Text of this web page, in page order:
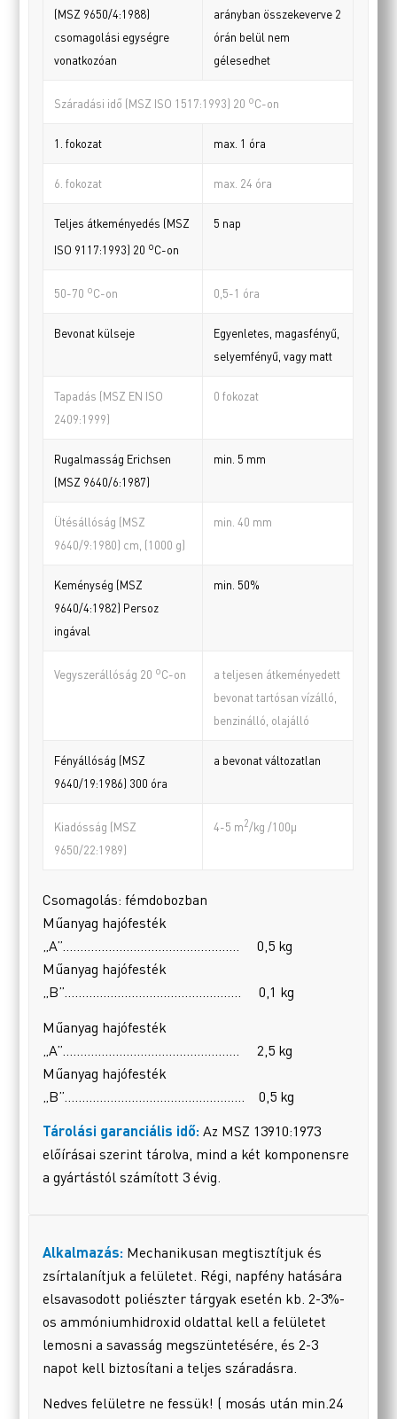
(MSZ 9650/4:1988)
csomagolási egységre
vonatkozóan
arányban összekeverve 2
órán belül nem
gélesedhet
Száradási idő (MSZ ISO 1517:1993) 20 oC-on
1. fokozat max. 1 óra
6. fokozat max. 24 óra
Teljes átkeményedés (MSZ
ISO 9117:1993) 20 oC-on
5 nap
50-70 oC-on 0,5-1 óra
Bevonat külseje
Egyenletes, magasfényű,
selyemfényű, vagy matt
Tapadás (MSZ EN ISO
2409:1999)
0 fokozat
Rugalmasság Erichsen
(MSZ 9640/6:1987)
min. 5 mm
Ütésállóság (MSZ
9640/9:1980) cm, (1000 g)
min. 40 mm
Keménység (MSZ
9640/4:1982) Persoz
ingával
min. 50%
Vegyszerállóság 20 oC-on
a teljesen átkeményedett
bevonat tartósan vízálló,
benzinálló, olajálló
Fényállóság (MSZ
9640/19:1986) 300 óra
a bevonat változatlan
Kiadósság (MSZ
9650/22:1989)
4-5 m2/kg /100µ
Csomagolás: fémdobozban
Műanyag hajófesték
„A”………………………………………….. 0,5 kg
Műanyag hajófesték
„B”………………………………………….. 0,1 kg
Műanyag hajófesték
„A”………………………………………….. 2,5 kg
Műanyag hajófesték
„B”…………………………………………… 0,5 kg
Tárolási garanciális idő:Az MSZ 13910:1973
előírásai szerint tárolva, mind a két komponensre
a gyártástól számított 3 évig.
Alkalmazás: Mechanikusan megtisztítjuk és
zsírtalanítjuk a felületet. Régi, napfény hatására
elsavasodott poliészter tárgyak esetén kb. 2-3%-
os ammóniumhidroxid oldattal kell a felületet
lemosni a savasság megszüntetésére, és 2-3
napot kell biztosítani a teljes száradásra.
Nedves felületre ne fessük! ( mosás után min.24